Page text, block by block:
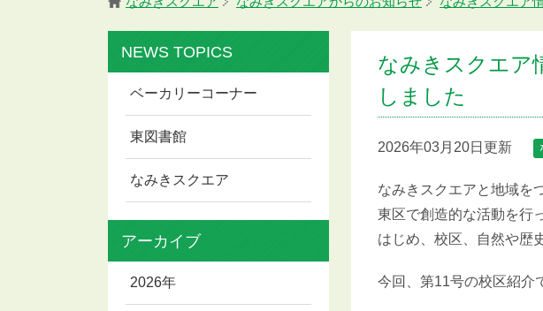
なみきスクエア
しました
2026年03月20日更新
なみきスクエアと地域を
東区で創造的な活動を行
はじめ、校区、自然や歴
今回、第11号の校区紹介
NEWS TOPICS
ベーカリーコーナー
東図書館
なみきスクエア
アーカイブ
2026年